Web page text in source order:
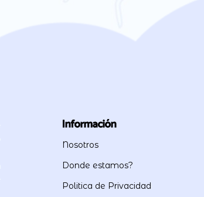
Información
Nosotros
Donde estamos?
Politica de Privacidad